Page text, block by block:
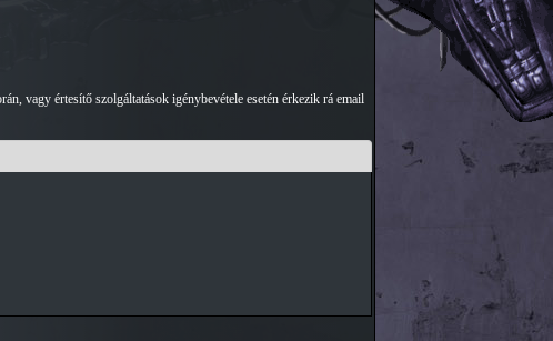
vagy értesítő szolgáltatások igénybevétele esetén érkezik rá email